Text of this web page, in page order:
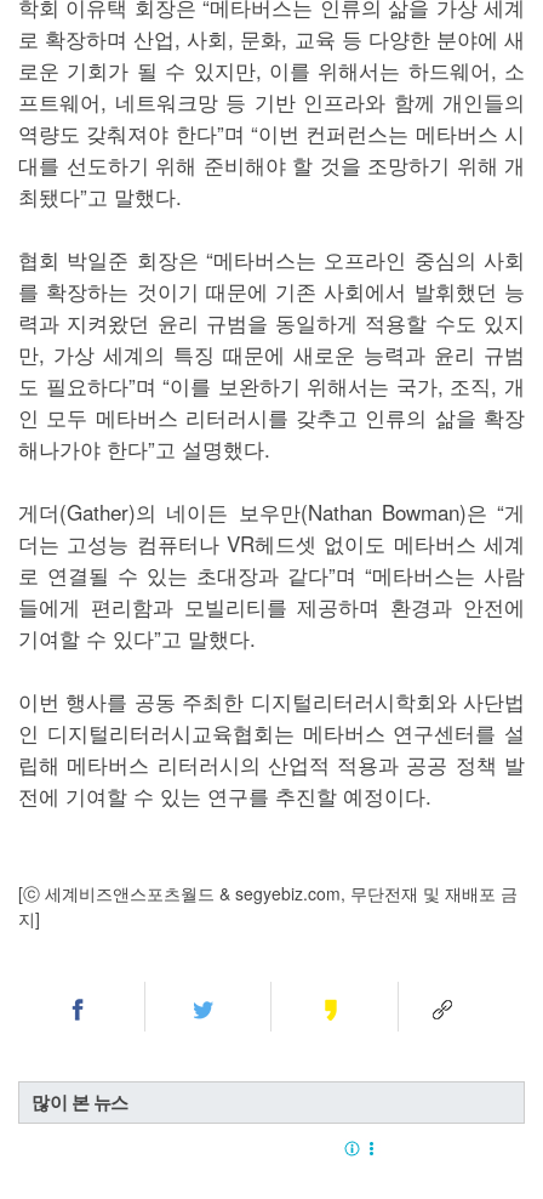
학회 이유택 회장은 “메타버스는 인류의 삶을 가상 세계
로 확장하며 산업, 사회, 문화, 교육 등 다양한 분야에 새
로운 기회가 될 수 있지만, 이를 위해서는 하드웨어, 소
프트웨어, 네트워크망 등 기반 인프라와 함께 개인들의
역량도 갖춰져야 한다”며 “이번 컨퍼런스는 메타버스 시
대를 선도하기 위해 준비해야 할 것을 조망하기 위해 개
최됐다”고 말했다.
협회 박일준 회장은 “메타버스는 오프라인 중심의 사회
를 확장하는 것이기 때문에 기존 사회에서 발휘했던 능
력과 지켜왔던 윤리 규범을 동일하게 적용할 수도 있지
만, 가상 세계의 특징 때문에 새로운 능력과 윤리 규범
도 필요하다”며 “이를 보완하기 위해서는 국가, 조직, 개
인 모두 메타버스 리터러시를 갖추고 인류의 삶을 확장
해나가야 한다”고 설명했다.
게더(Gather)의 네이든 보우만(Nathan Bowman)은 “게
더는 고성능 컴퓨터나 VR헤드셋 없이도 메타버스 세계
로 연결될 수 있는 초대장과 같다”며 “메타버스는 사람
들에게 편리함과 모빌리티를 제공하며 환경과 안전에
기여할 수 있다”고 말했다.
이번 행사를 공동 주최한 디지털리터러시학회와 사단법
인 디지털리터러시교육협회는 메타버스 연구센터를 설
립해 메타버스 리터러시의 산업적 적용과 공공 정책 발
전에 기여할 수 있는 연구를 추진할 예정이다.
[ⓒ 세계비즈앤스포츠월드 & segyebiz.com, 무단전재 및 재배포 금
지]
많이 본 뉴스